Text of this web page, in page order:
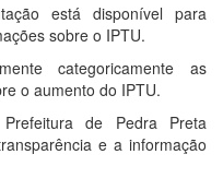
está disponível para
sobre o IPTU.
categoricamente as
o aumento do IPTU.
de Pedra Preta
e a informação